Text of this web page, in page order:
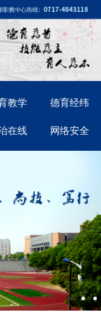
教学
德育经纬
在线 网络安全
2026-03-31
案意
2025-12-10
市职
2025-07-20